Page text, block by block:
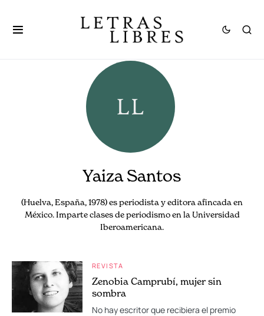
Yaiza Santos
(Huelva, España, 1978) es periodista y editora afincada en
México. Imparte clases de periodismo en la Universidad
Iberoamericana.
REVISTA
Zenobia Camprubí, mujer sin
sombra
No hay escritor que recibiera el premio